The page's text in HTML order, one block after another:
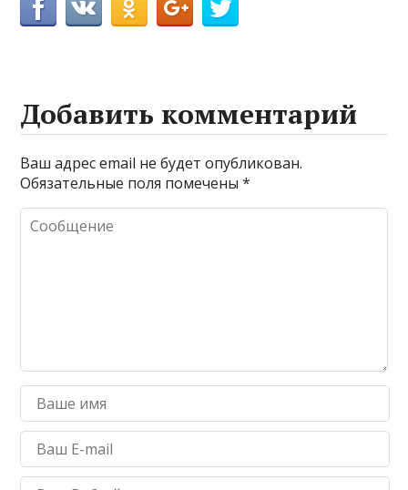
Добавить комментарий
Ваш адрес email не будет опубликован.
Обязательные поля помечены*